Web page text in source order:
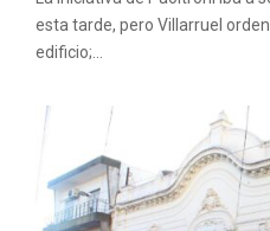
esta tarde, pero Villarruel
edificio;...